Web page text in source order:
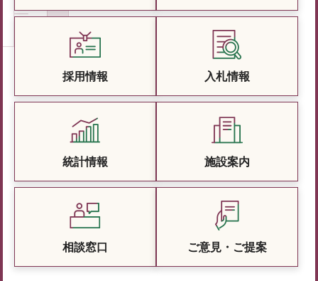
採用情報 入札情報
統計情報 施設案内
相談窓口 ご意見・ご提案